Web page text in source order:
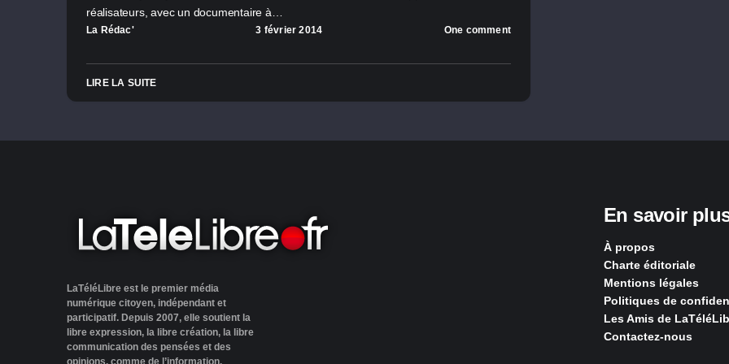
réalisateurs, avec un documentaire à…
La Rédac' 3 février 2014 One comment
LIRE LA SUITE
LaTéléLibre est le premier média
numérique citoyen, indépendant et
participatif. Depuis 2007, elle soutient la
libre expression, la libre création, la libre
communication des pensées et des
En savoir
À propos
Charte éditoriale
Mentions légales
Politiques de
Les Amis de
Contactez-nous